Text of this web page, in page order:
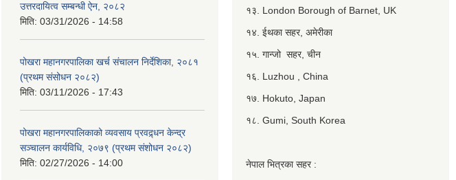
उत्तरदायित्व सम्बन्धी ऐन, २०८२
मिति: 03/31/2026 - 14:58
पोखरा महानगरपालिका खर्च संचालन निर्देशिका, २०८१
(प्रथम संसोधन २०८२)
मिति: 03/11/2026 - 17:43
पोखरा महानगरपालिकाको व्यवसाय प्रवद्र्धन केन्द्र
सञ्चालन कार्यविधि, २०७९ (प्रथम संशोधन २०८२)
मिति: 02/27/2026 - 14:00
१३. London Borough of Barnet, UK
१४. ईथका सहर, अमेरीका
१५. गान्जो सहर, चीन
१६. Luzhou , China
१७. Hokuto, Japan
१८. Gumi, South Korea
नेपाल भित्रका सहर :